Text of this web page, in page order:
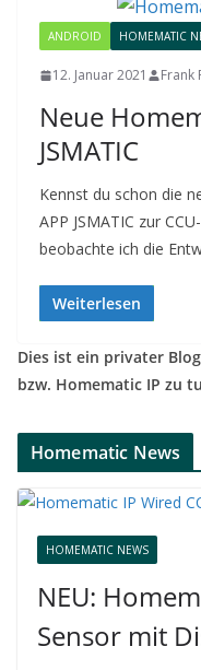
ANDROID HOMEMATIC
12. Januar 2021 Frank
Neue
JSMATIC
Kennst du schon die
APP JSMATIC zur
beobachte ich die
Weiterlesen
Dies ist ein privater
bzw. Homematic IP zu
Homematic News
HOMEMATIC NEWS
NEU:
Sensor mit